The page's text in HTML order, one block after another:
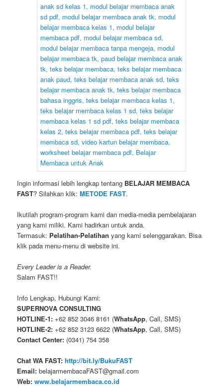
Ingin informasi lebih lengkap tentang BELAJAR MEMBACA
FAST? Silahkan klik:METODE FAST.
Ikutilah program-program kami dan media-media pembelajaran
yang kami miliki. Kami hadirkan untuk anda.
Termasuk: Pelatihan-Pelatihan yang kami selenggarakan. Bisa
klik pada menu-menu di website ini.
Every Leader is a Reader.
Salam FAST!!
Info Lengkap, Hubungi Kami:
SUPERNOVA CONSULTING
HOTLINE-1: +62 852 3046 8161 (WhatsApp, Call, SMS)
HOTLINE-2: +62 852 3123 6622 (WhatsApp, Call, SMS)
Contact Center: (0341) 754 358
Chat WA FAST: http://bit.ly/BukuFAST
Email: belajarmembacaFAST@gmail.com
Web: www.belajarmembaca.co.id